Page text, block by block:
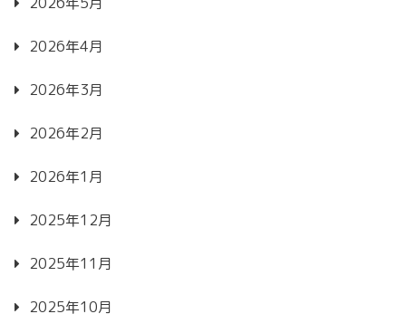
2026年4月
2026年3月
2026年2月
2026年1月
2025年12月
2025年11月
2025年10月